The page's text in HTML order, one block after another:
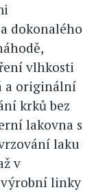
dokonalého
vlhkosti
a originální
krků bez
lakovna s
laku
v
výrobní linky